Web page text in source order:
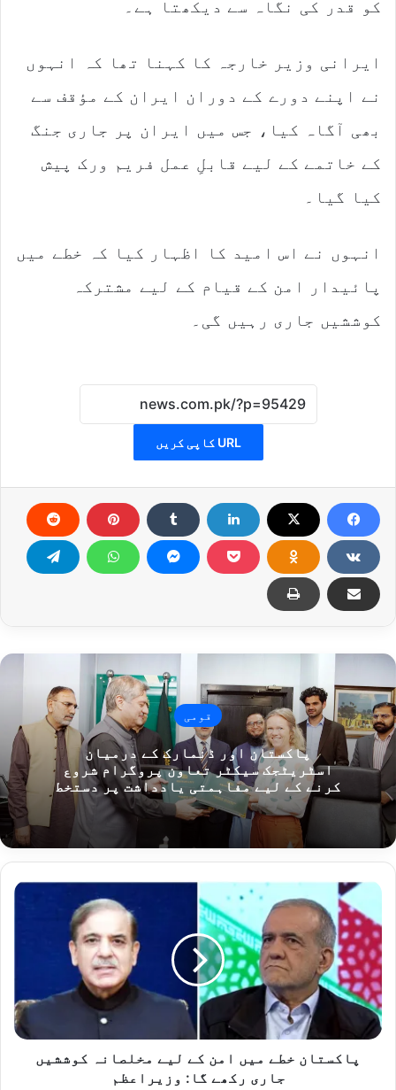
کو قدر کی نگاہ سے دیکھتا ہے۔
ایرانی وزیر خارجہ کا کہنا تھا کہ انہوں
نے اپنے دورے کے دوران ایران کے مؤقف سے
بھی آگاہ کیا، جس میں ایران پر جاری جنگ
کے خاتمے کے لیے قابلِ عمل فریم ورک پیش
کیا گیا۔
انہوں نے اس امید کا اظہار کیا کہ خطے میں
پائیدار امن کے قیام کے لیے مشترکہ
کوششیں جاری رہیں گی۔
URL کاپی کریں
قومی
پاکستان اور ڈنمارک کے درمیان
اسٹریٹجک سیکٹر تعاون پروگرام شروع
کرنے کے لیے مفاہمتی یادداشت پر دستخط
پاکستان
میں
امن
کے
لیے
مخلصانہ
کوششیں
جاری
پاکستان خطے میں امن کے لیے مخلصانہ کوششیں
جاری رکھے گا: وزیراعظم